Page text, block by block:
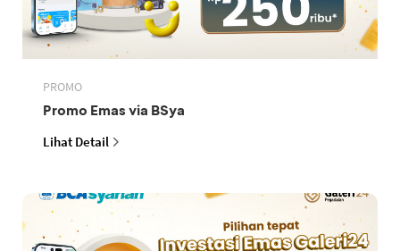
PROMO
Promo Emas via BSya
Lihat Detail